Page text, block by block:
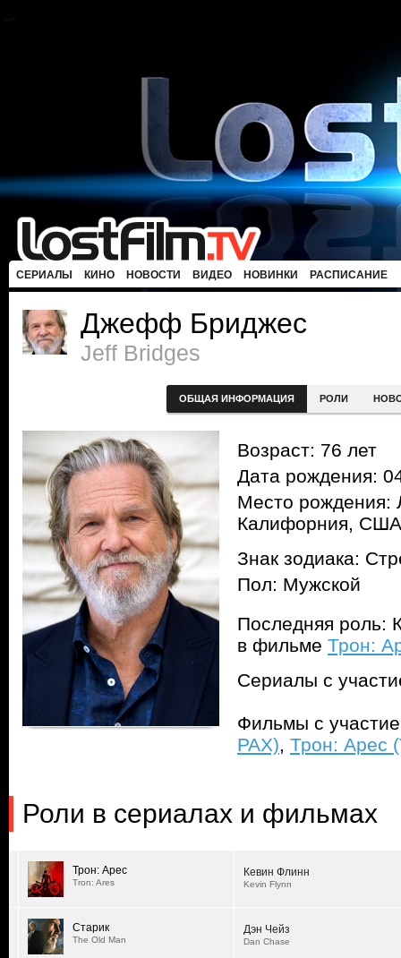
СЕРИАЛЫ КИНО НОВОСТИ ВИДЕО НОВИНКИ РАСПИСАНИЕ
Джефф Бриджес
Jeff Bridges
ОБЩАЯ ИНФОРМАЦИЯ РОЛИ
Возраст: 76 лет
Дата рождения:
Место рождения:
Калифорния, США
Знак зодиака:
Пол: Мужской
Последняя роль:
в фильме Трон:
Сериалы с
Фильмы с
PAX), Трон: Арес
Роли в сериалах и фильмах
Трон: Арес
Tron: Ares
Кевин Флинн
Kevin Flynn
Старик
The Old Man
Дэн Чейз
Dan Chase